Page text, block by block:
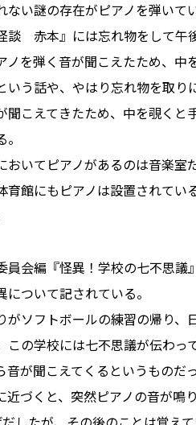
い謎の存在がピアノを弾いて
談 赤本』には忘れ物をして午
ノを弾く音が聞こえたため、
いう話や、やはり忘れ物を取
聞こえてきたため、中を覗くと
いてピアノがあるのは音楽室
育館にもピアノは設置されて
会編『怪異！学校の七不思議
ついて記されている。
ソフトボールの練習の帰り、
この学校には七不思議が伝わっ
音が聞こえてくるというもの
づくと、突然ピアノの音が鳴